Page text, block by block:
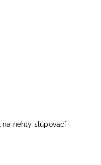
na nehty slupovací